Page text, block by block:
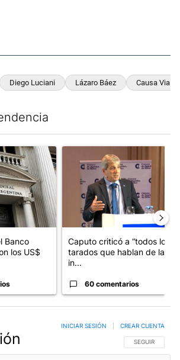
Diego Luciani Lázaro Báez Causa
con el título "Las reservas del Banco
Banco
los US$
Caputo criticó a “todos los
tarados que hablan de la
in...
60 comentarios
SIGA ESTA
SEGUIR
INICIAR SESIÓN CREAR CUENTA